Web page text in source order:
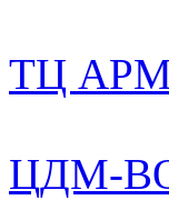
ТЦ
ЦДМ-